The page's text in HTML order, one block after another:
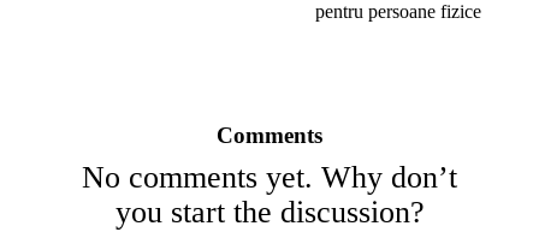
pentru persoane fizice
Comments
No comments yet. Why don’t
you start the discussion?